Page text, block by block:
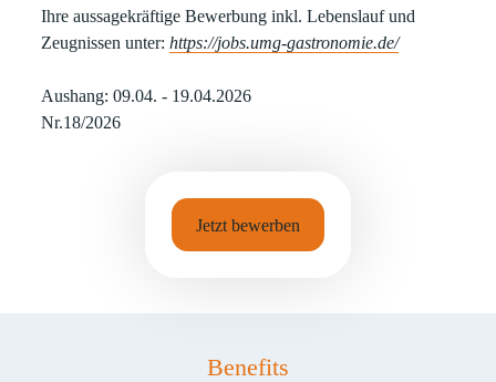
Ihre aussagekräftige Bewerbung inkl. Lebenslauf und
Zeugnissen unter: https://jobs.umg-gastronomie.de/
Aushang: 09.04. - 19.04.2026
Nr.18/2026
Jetzt bewerben
Benefits